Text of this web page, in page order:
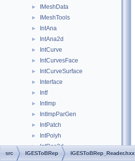
► IMeshData
► IMeshTools
► IntAna
► IntAna2d
► IntCurve
► IntCurvesFace
► IntCurveSurface
► Interface
► Intf
► IntImp
► IntImpParGen
► IntPatch
► IntPolyh
► IntRes2d
► Intrv
src IGESToBRep IGESToBRep_Reader.hxx